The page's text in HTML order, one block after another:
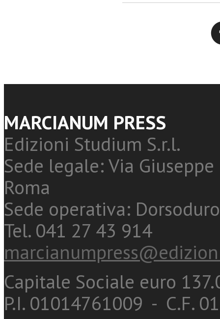
MARCIANUM PRESS
Edizioni Studium S.r.l.
Sede legale: Via
Roma
Sede operativa:
Tel. 041 27 43 914
Capitale Sociale euro
P.I. 01014761009 - C.F.